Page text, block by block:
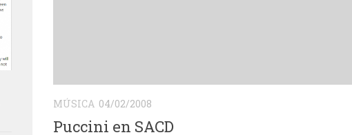
MÚSICA 04/02/2008
Puccini en SACD